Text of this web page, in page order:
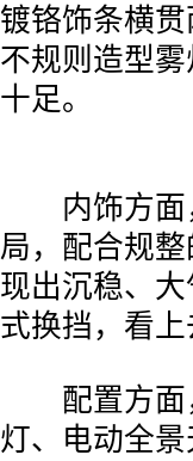
镀铬饰条横
不规则造型
十足。
内饰方面
局，配合规
现出沉稳、
式换挡，看
配置方面
灯、电动全